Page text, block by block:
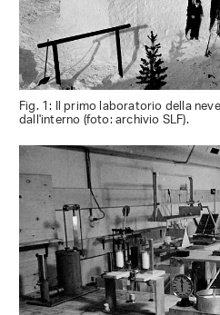
Fig. 1: Il primo laboratorio della
dall'interno (foto: archivio SLF).